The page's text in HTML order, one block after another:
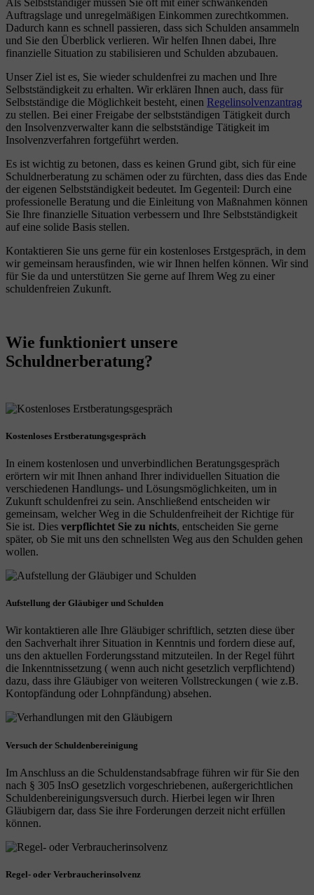
Als Selbstständiger müssen Sie oft mit einer schwankenden
Auftragslage und unregelmäßigen Einkommen zurechtkommen.
Dadurch kann es schnell passieren, dass sich Schulden ansammeln
und Sie den Überblick verlieren. Wir helfen Ihnen dabei, Ihre
finanzielle Situation zu stabilisieren und Schulden abzubauen.
Unser Ziel ist es, Sie wieder schuldenfrei zu machen und Ihre
Selbstständigkeit zu erhalten. Wir erklären Ihnen auch, dass für
Selbstständige die Möglichkeit besteht, einen Regelinsolvenzantrag
zu stellen. Bei einer Freigabe der selbstständigen Tätigkeit durch
den Insolvenzverwalter kann die selbstständige Tätigkeit im
Insolvenzverfahren fortgeführt werden.
Es ist wichtig zu betonen, dass es keinen Grund gibt, sich für eine
Schuldnerberatung zu schämen oder zu fürchten, dass dies das Ende
der eigenen Selbstständigkeit bedeutet. Im Gegenteil: Durch eine
professionelle Beratung und die Einleitung von Maßnahmen können
Sie Ihre finanzielle Situation verbessern und Ihre Selbstständigkeit
auf eine solide Basis stellen.
Kontaktieren Sie uns gerne für ein kostenloses Erstgespräch, in dem
wir gemeinsam herausfinden, wie wir Ihnen helfen können. Wir sind
für Sie da und unterstützen Sie gerne auf Ihrem Weg zu einer
schuldenfreien Zukunft.
Wie funktioniert unsere
Schuldnerberatung?
Kostenloses Erstberatungsgespräch
In einem kostenlosen und unverbindlichen Beratungsgespräch
erörtern wir mit Ihnen anhand Ihrer individuellen Situation die
verschiedenen Handlungs- und Lösungsmöglichkeiten, um in
Zukunft schuldenfrei zu sein. Anschließend entscheiden wir
gemeinsam, welcher Weg in die Schuldenfreiheit der Richtige für
Sie ist. Dies verpflichtet Sie zu nichts, entscheiden Sie gerne
später, ob Sie mit uns den schnellsten Weg aus den Schulden gehen
wollen.
Aufstellung der Gläubiger und Schulden
Wir kontaktieren alle Ihre Gläubiger schriftlich, setzten diese über
den Sachverhalt ihrer Situation in Kenntnis und fordern diese auf,
uns den aktuellen Forderungsstand mitzuteilen. In der Regel führt
die Inkenntnissetzung ( wenn auch nicht gesetzlich verpflichtend)
dazu, dass ihre Gläubiger von weiteren Vollstreckungen ( wie z.B.
Kontopfändung oder Lohnpfändung) absehen.
Versuch der Schuldenbereinigung
Im Anschluss an die Schuldenstandsabfrage führen wir für Sie den
nach § 305 InsO gesetzlich vorgeschriebenen, außergerichtlichen
Schuldenbereinigungsversuch durch. Hierbei legen wir Ihren
Gläubigern dar, dass Sie ihre Forderungen derzeit nicht erfüllen
können.
Regel- oder Verbraucherinsolvenz